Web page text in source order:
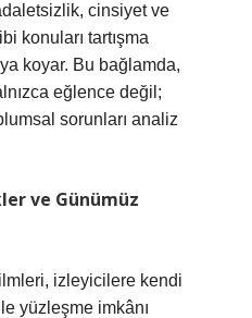
cinsiyet ve
konuları tartışma
koyar. Bu bağlamda,
eğlence değil;
sorunları analiz
ve Günümüz
izleyicilere kendi
yüzleşme imkânı